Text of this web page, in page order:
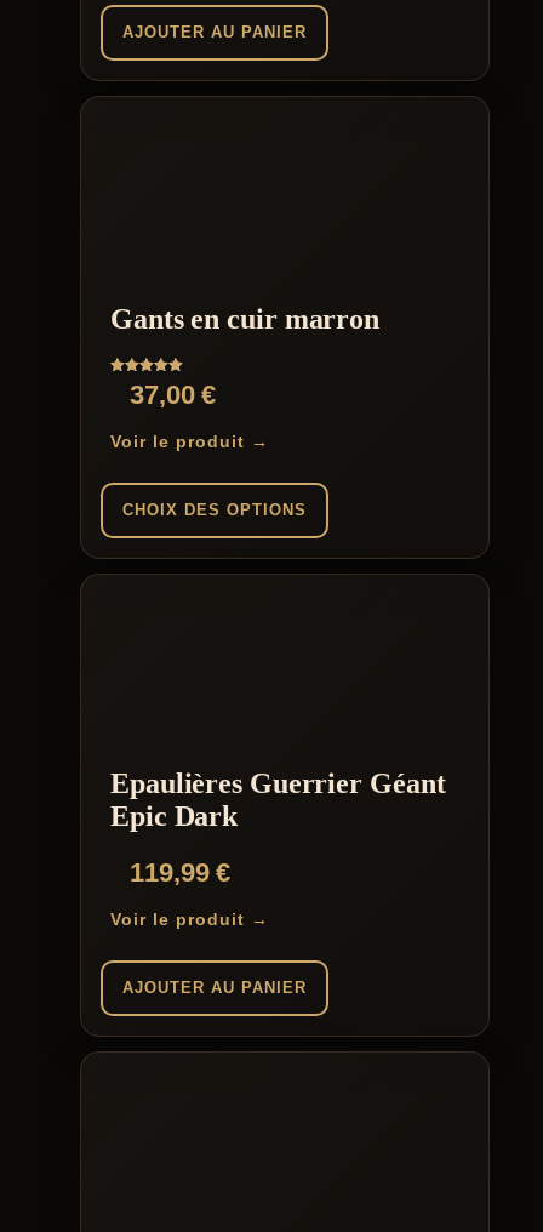
AJOUTER AU PANIER
Gants en cuir marron
Note
5.0037,00€
Voir le produit →
CHOIX DES OPTIONS
produit
page
Epaulières Guerrier Géant
Epic Dark
119,99€
Voir le produit →
AJOUTER AU PANIER